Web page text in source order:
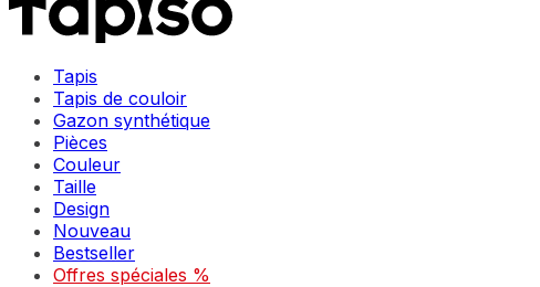
Tapis
Tapis de couloir
Gazon synthétique
Pièces
Couleur
Taille
Design
Nouveau
Bestseller
Offres spéciales %